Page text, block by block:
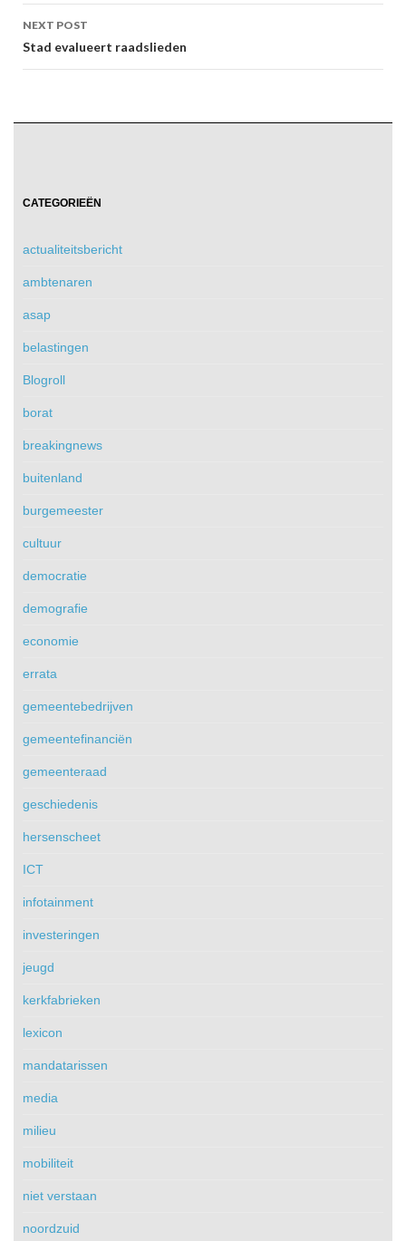
NEXT POST
Stad evalueert raadslieden
CATEGORIEËN
actualiteitsbericht
ambtenaren
asap
belastingen
Blogroll
borat
breakingnews
buitenland
burgemeester
cultuur
democratie
demografie
economie
errata
gemeentebedrijven
gemeentefinanciën
gemeenteraad
geschiedenis
hersenscheet
ICT
infotainment
investeringen
jeugd
kerkfabrieken
lexicon
mandatarissen
media
milieu
mobiliteit
niet verstaan
noordzuid